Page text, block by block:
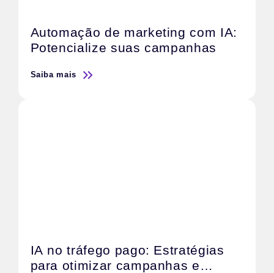
Automação de marketing com IA:
Potencialize suas campanhas
Saiba mais
IA no tráfego pago: Estratégias
para otimizar campanhas e